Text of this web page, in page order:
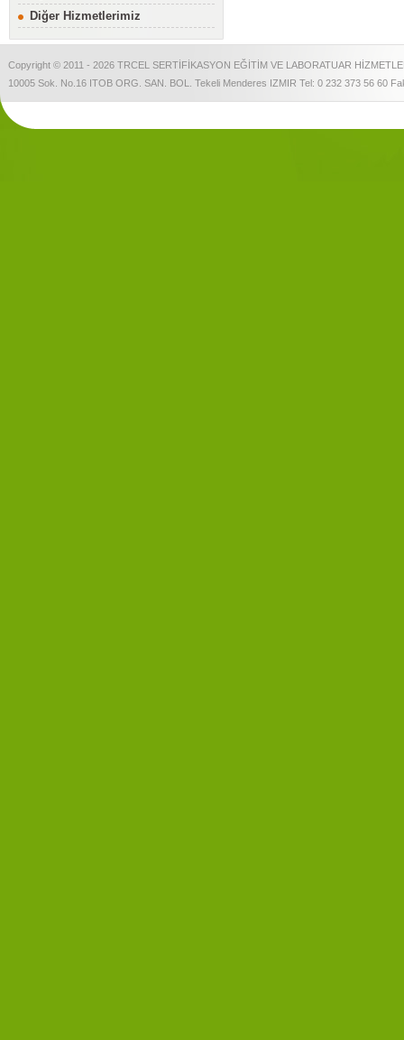
Diğer Hizmetlerimiz
Copyright © 2011 - 2026 TRCEL SERTİFİKASYON EĞİTİM VE LABORATUAR
10005 Sok. No.16 ITOB ORG. SAN. BOL. Tekeli Menderes IZMIR Tel: 0 232 373 56 60